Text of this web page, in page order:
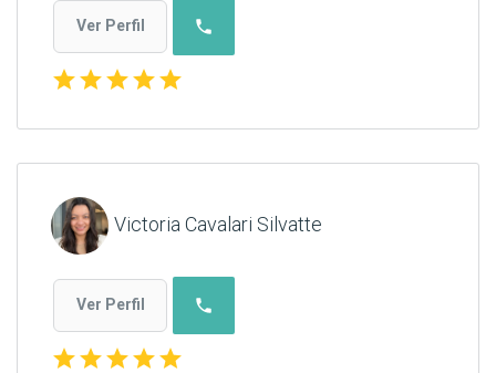
Ver Perfil phone
starstarstarstarstar
Victoria Cavalari Silvatte
Ver Perfil phone
starstarstarstarstar